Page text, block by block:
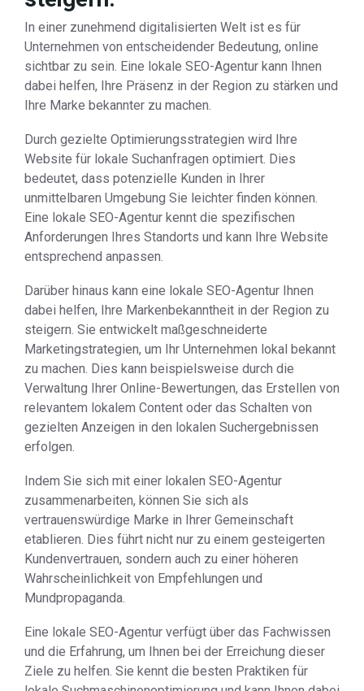
In einer zunehmend digitalisierten Welt ist es für
Unternehmen von entscheidender Bedeutung, online
sichtbar zu sein. Eine lokale SEO-Agentur kann Ihnen
dabei helfen, Ihre Präsenz in der Region zu stärken und
Ihre Marke bekannter zu machen.
Durch gezielte Optimierungsstrategien wird Ihre
Website für lokale Suchanfragen optimiert. Dies
bedeutet, dass potenzielle Kunden in Ihrer
unmittelbaren Umgebung Sie leichter finden können.
Eine lokale SEO-Agentur kennt die spezifischen
Anforderungen Ihres Standorts und kann Ihre Website
entsprechend anpassen.
Darüber hinaus kann eine lokale SEO-Agentur Ihnen
dabei helfen, Ihre Markenbekanntheit in der Region zu
steigern. Sie entwickelt maßgeschneiderte
Marketingstrategien, um Ihr Unternehmen lokal bekannt
zu machen. Dies kann beispielsweise durch die
Verwaltung Ihrer Online-Bewertungen, das Erstellen von
relevantem lokalem Content oder das Schalten von
gezielten Anzeigen in den lokalen Suchergebnissen
erfolgen.
Indem Sie sich mit einer lokalen SEO-Agentur
zusammenarbeiten, können Sie sich als
vertrauenswürdige Marke in Ihrer Gemeinschaft
etablieren. Dies führt nicht nur zu einem gesteigerten
Kundenvertrauen, sondern auch zu einer höheren
Wahrscheinlichkeit von Empfehlungen und
Mundpropaganda.
Eine lokale SEO-Agentur verfügt über das Fachwissen
und die Erfahrung, um Ihnen bei der Erreichung dieser
Ziele zu helfen. Sie kennt die besten Praktiken für